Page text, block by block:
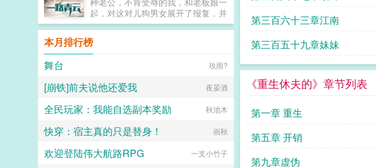
第三百六十三章江南
第三百五十九章妹妹
《重生休夫的》章节列表
第一章 重生
第五章 开销
第九章虚伪
他说不要不是欲擒故纵北定王耶律青
野，一生戎马，而立之年不曾成婚，
只将他的养子当亲子培养。奈何这养
子软弱无能，性格怯懦，难当大任，
耶律青野只能将人送回长安，让他去
说，他的养子，在长安，给人，当，
外室。据说还是三分之一外室，那女
人一口气养了三个，他的养子是最不
得宠的那个。北定王缓缓挑眉。反了
天了？爹系猛男北定王26x活泼明媚
小娇娇16人设封感谢齐九子推推超
好看基友文我那陛下柔弱不能自理by
周九续书号9125729苏蕴宜，世家庶
女，生得夭桃秾李，偏偏生母卑微。
起，对这对儿狗男女展开了报复，并
取得了老板娘的信任，一步步走向了
人生巅峰！...
本月排行榜
舞台
玫雨?
[崩铁]前夫说他还爱我 夜晏酒
全民玩家：我能自选副本奖励 秋池木
快穿：宿主真的只是替身！ 画秋
欢迎登陆伟大航路RPG 一支小竹子